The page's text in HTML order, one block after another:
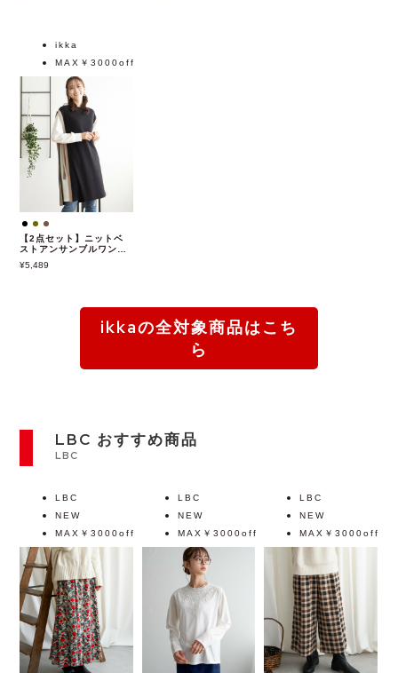
ikka
MAX￥3000off
【2点セット】ニットベ
ストアンサンブルワンピ
5,489
ikkaの全対象商品はこち
ら
LBC おすすめ商品
LBC
LBC
NEW
MAX￥3000off
LBC
NEW
MAX￥3000off
LBC
NEW
MAX￥3000off